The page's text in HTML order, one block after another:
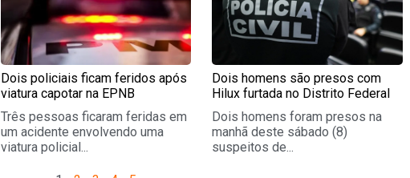
Dois policiais ficam feridos após
viatura capotar na EPNB
Três pessoas ficaram feridas em
um acidente envolvendo uma
viatura policial...
Dois homens são presos com
Hilux furtada no Distrito Federal
Dois homens foram presos na
manhã deste sábado (8)
suspeitos de...